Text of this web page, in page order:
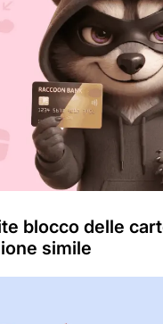
blocco delle
simile